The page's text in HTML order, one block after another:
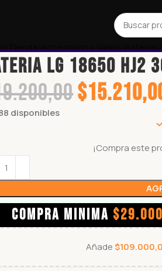
Tienda Accesorios y Varios Baterías
LG 18650
$
disponibles
¡Compra este
COMPRA MINIMA $
Añade$